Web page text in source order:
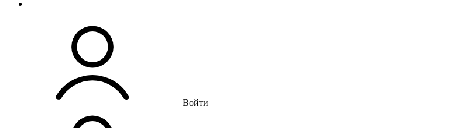
Войти